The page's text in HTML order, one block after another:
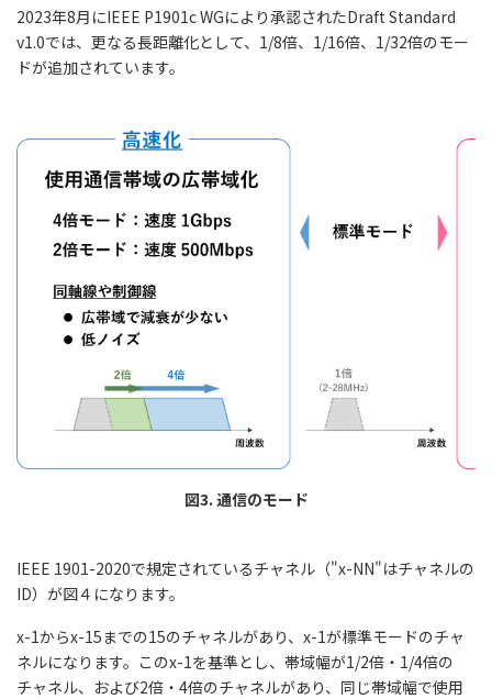
2023年8月にIEEE P1901c WGにより承認されたDraft Standard
v1.0では、更なる長距離化として、1/8倍、1/16倍、1/32倍のモー
ドが追加されています。
図3. 通信のモード
IEEE 1901-2020で規定されているチャネル（"x-NN"はチャネルの
ID）が図４になります。
x-1からx-15までの15のチャネルがあり、x-1が標準モードのチャ
ネルになります。このx-1を基準とし、帯域幅が1/2倍・1/4倍の
チャネル、および2倍・4倍のチャネルがあり、同じ帯域幅で使用